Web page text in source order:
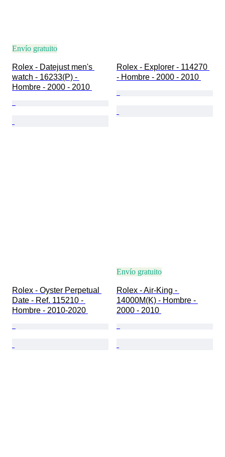
Envío gratuito
Rolex - Datejust men's
watch - 16233(P) -
Hombre - 2000 - 2010
Rolex - Explorer - 114270
- Hombre - 2000 - 2010
Rolex - Oyster Perpetual
Date - Ref. 115210 -
Hombre - 2010-2020
Envío gratuito
Rolex - Air-King -
14000M(K) - Hombre -
2000 - 2010